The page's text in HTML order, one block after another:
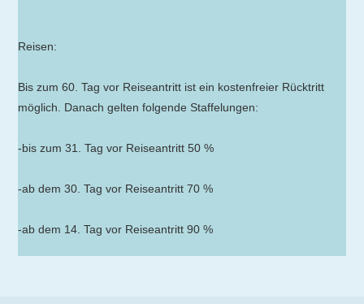
Reisen:
Bis zum 60. Tag vor Reiseantritt ist ein kostenfreier Rücktritt
möglich. Danach gelten folgende Staffelungen:
-bis zum 31. Tag vor Reiseantritt 50 %
-ab dem 30. Tag vor Reiseantritt 70 %
-ab dem 14. Tag vor Reiseantritt 90 %